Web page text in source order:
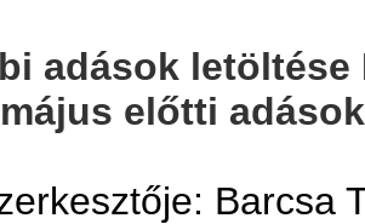
adások letöltése
május előtti
Barcsa